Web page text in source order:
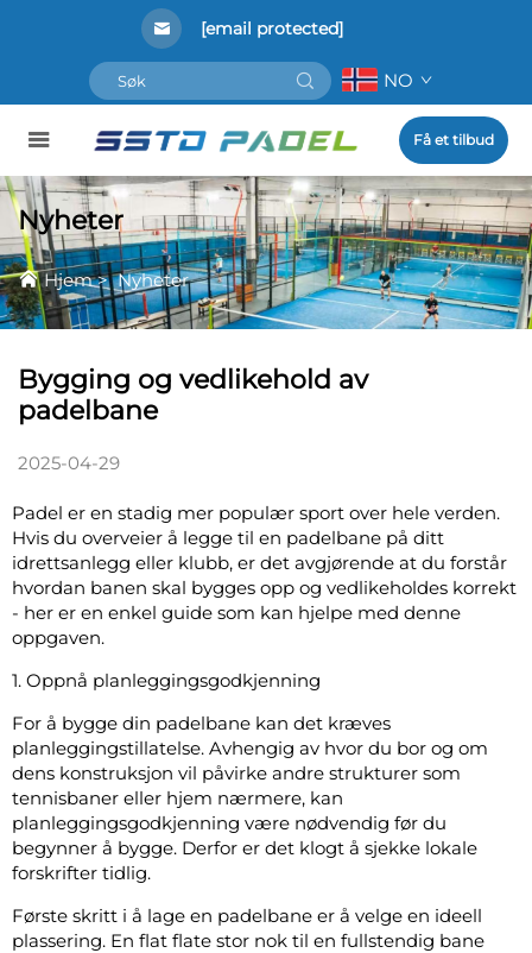
[email protected]
NO
Få et tilbud
Nyheter
Hjem>Nyheter
Bygging og vedlikehold av
padelbane
2025-04-29
Padel er en stadig mer populær sport over hele verden.
Hvis du overveier å legge til en padelbane på ditt
idrettsanlegg eller klubb, er det avgjørende at du forstår
hvordan banen skal bygges opp og vedlikeholdes korrekt
- her er en enkel guide som kan hjelpe med denne
oppgaven.
1. Oppnå planleggingsgodkjenning
For å bygge din padelbane kan det kræves
planleggingstillatelse. Avhengig av hvor du bor og om
dens konstruksjon vil påvirke andre strukturer som
tennisbaner eller hjem nærmere, kan
planleggingsgodkjenning være nødvendig før du
begynner å bygge. Derfor er det klogt å sjekke lokale
forskrifter tidlig.
Første skritt i å lage en padelbane er å velge en ideell
plassering. En flat flate stor nok til en fullstendig bane